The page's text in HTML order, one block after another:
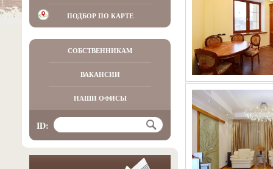
ПОДБОР ПО КАРТЕ
СОБСТВЕННИКАМ
ВАКАНСИИ
НАШИ ОФИСЫ
ID: